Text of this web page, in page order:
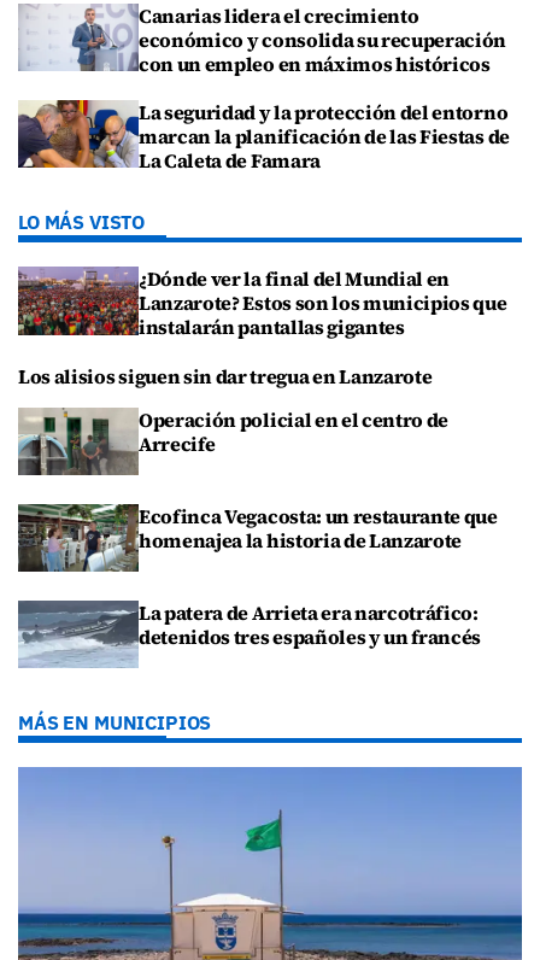
Canarias lidera el crecimiento
económico y consolida su recuperación
con un empleo en máximos históricos
La seguridad y la protección del entorno
marcan la planificación de las Fiestas de
La Caleta de Famara
LO MÁS VISTO
¿Dónde ver la final del Mundial en
Lanzarote? Estos son los municipios que
instalarán pantallas gigantes
Los alisios siguen sin dar tregua en Lanzarote
Operación policial en el centro de
Arrecife
Ecofinca Vegacosta: un restaurante que
homenajea la historia de Lanzarote
La patera de Arrieta era narcotráfico:
detenidos tres españoles y un francés
MÁS EN MUNICIPIOS